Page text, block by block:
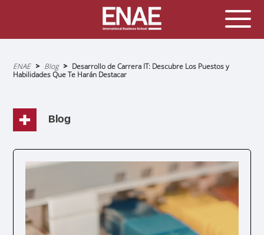
Sobrescribir
enlaces
de
navegación
ENAE Blog
Desarrollo de Carrera IT: Descubre Los Puestos y
Habilidades Que Te Harán Destacar
Blog